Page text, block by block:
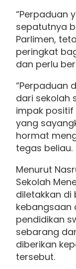
“Perpaduan
sepatutnya
Parlimen,
peringkat
dan perlu
“Perpaduan
dari sekolah
impak
yang
hormat
tegas beliau.
Menurut
Sekolah
diletakkan di
kebangsaan
pendidikan
sebarang
diberikan
tersebut.